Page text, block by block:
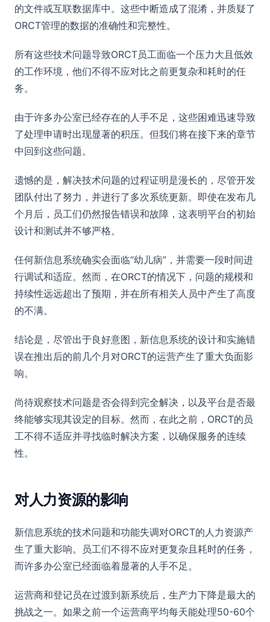
的文件或互联数据库中。这些中断造成了混淆，并质疑了
ORCT管理的数据的准确性和完整性。
所有这些技术问题导致ORCT员工面临一个压力大且低效
的工作环境，他们不得不应对比之前更复杂和耗时的任
务。
由于许多办公室已经存在的人手不足，这些困难迅速导致
了处理申请时出现显著的积压。但我们将在接下来的章节
中回到这些问题。
遗憾的是，解决技术问题的过程证明是漫长的，尽管开发
团队付出了努力，并进行了多次系统更新。即使在发布几
个月后，员工们仍然报告错误和故障，这表明平台的初始
设计和测试并不够严格。
任何新信息系统确实会面临“幼儿病”，并需要一段时间进
行调试和适应。然而，在ORCT的情况下，问题的规模和
持续性远远超出了预期，并在所有相关人员中产生了高度
的不满。
结论是，尽管出于良好意图，新信息系统的设计和实施错
误在推出后的前几个月对ORCT的运营产生了重大负面影
响。
尚待观察技术问题是否会得到完全解决，以及平台是否最
终能够实现其设定的目标。然而，在此之前，ORCT的员
工不得不适应并寻找临时解决方案，以确保服务的连续
性。
对人力资源的影响
新信息系统的技术问题和功能失调对ORCT的人力资源产
生了重大影响。员工们不得不应对更复杂且耗时的任务，
而许多办公室已经面临着显著的人手不足。
运营商和登记员在过渡到新系统后，生产力下降是最大的
挑战之一。如果之前一个运营商平均每天能处理50-60个